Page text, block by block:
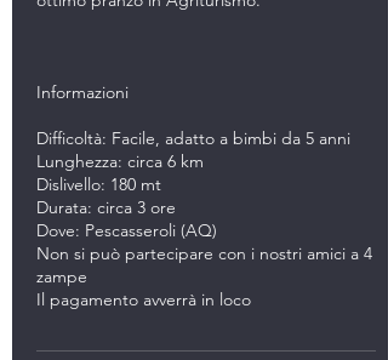
Informazioni
Difficoltà: Facile, adatto a bimbi da 5 anni
Lunghezza: circa 6 km
Dislivello: 180 mt
Durata: circa 3 ore
Dove: Pescasseroli (AQ)
Non si può partecipare con i nostri amici a 4
zampe
Il pagamento avverrà in loco